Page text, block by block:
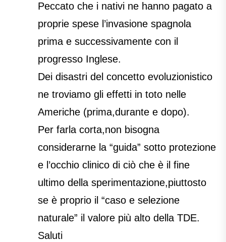
Peccato che i nativi ne hanno pagato a
proprie spese l’invasione spagnola
prima e successivamente con il
progresso Inglese.
Dei disastri del concetto evoluzionistico
ne troviamo gli effetti in toto nelle
Americhe (prima,durante e dopo).
Per farla corta,non bisogna
considerarne la “guida” sotto protezione
e l’occhio clinico di ciò che è il fine
ultimo della sperimentazione,piuttosto
se è proprio il “caso e selezione
naturale” il valore più alto della TDE.
Saluti